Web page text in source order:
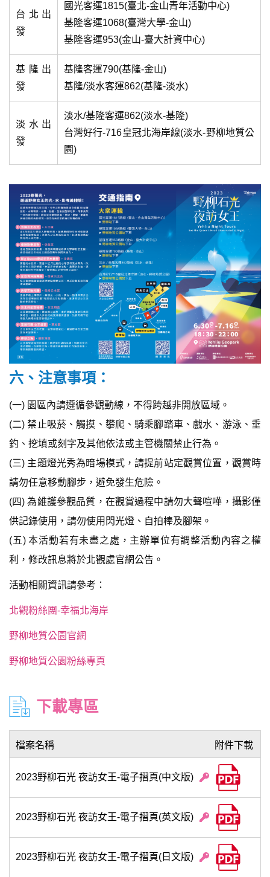
台北出
發
國光客運1815(臺北-金山青年活動中心)
基隆客運1068(臺灣大學-金山)
基隆客運953(金山-臺大計資中心)
基隆出
發
基隆客運790(基隆-金山)
基隆/淡水客運862(基隆-淡水)
淡水出
發
淡水/基隆客運862(淡水-基隆)
台灣好行-716皇冠北海岸線(淡水-野柳地質公
園)
六、注意事項：
(一) 園區內請遵循參觀動線，不得跨越非開放區域。
(二) 禁止吸菸、觸摸、攀爬、騎乘腳踏車、戲水、游泳、垂
釣、挖填或刻字及其他依法或主管機關禁止行為。
(三) 主題燈光秀為暗場模式，請提前站定觀賞位置，觀賞時
請勿任意移動腳步，避免發生危險。
(四) 為維護參觀品質，在觀賞過程中請勿大聲喧嘩，攝影僅
供記錄使用，請勿使用閃光燈、自拍棒及腳架。
(五) 本活動若有未盡之處，主辦單位有調整活動內容之權
利，修改訊息將於北觀處官網公告。
活動相關資訊請參考：
北觀粉絲團-幸福北海岸
野柳地質公園官網
野柳地質公園粉絲專頁
下載專區
檔案名稱 附件下載
2023野柳石光 夜訪女王-電子摺頁(中文版)
2023野柳石光 夜訪女王-電子摺頁(英文版)
2023野柳石光 夜訪女王-電子摺頁(日文版)